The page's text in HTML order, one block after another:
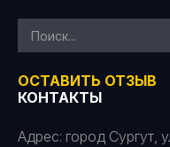
ОСТАВИТЬ ОТЗЫВ
КОНТАКТЫ
Адрес: город Сургут,